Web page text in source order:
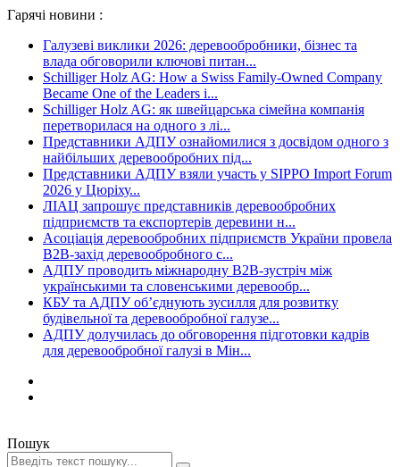
Гарячі новини :
Галузеві виклики 2026: деревообробники, бізнес та
влада обговорили ключові питан...
Schilliger Holz AG: How a Swiss Family-Owned Company
Became One of the Leaders i...
Schilliger Holz AG: як швейцарська сімейна компанія
перетворилася на одного з лі...
Представники АДПУ ознайомилися з досвідом одного з
найбільших деревообробних під...
Представники АДПУ взяли участь у SIPPO Import Forum
2026 у Цюріху...
ЛІАЦ запрошує представників деревообробних
підприємств та експортерів деревини н...
Асоціація деревообробних підприємств України провела
B2B-захід деревообробного с...
АДПУ проводить міжнародну B2B-зустріч між
українськими та словенськими деревообр...
КБУ та АДПУ об’єднують зусилля для розвитку
будівельної та деревообробної галузе...
АДПУ долучилась до обговорення підготовки кадрів
для деревообробної галузі в Мін...
Пошук